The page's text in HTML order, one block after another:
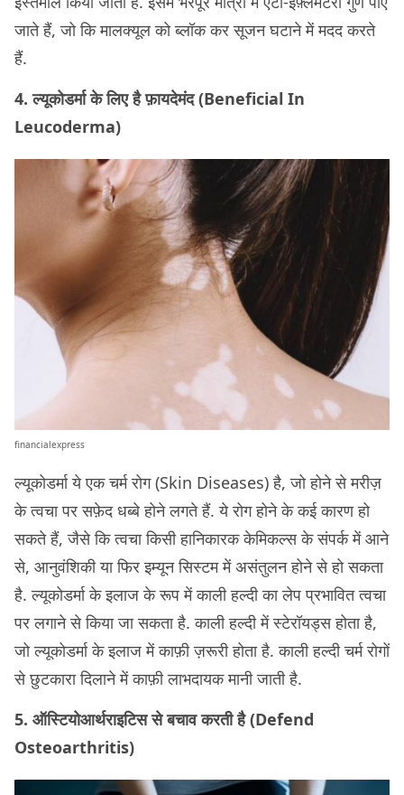
जाते हैं, जो कि मालक्यूल को ब्लॉक कर सूजन घटाने में मदद करते
हैं.
4. ल्यूकोडर्मा के लिए है फ़ायदेमंद (Beneficial In
Leucoderma)
financialexpress
ल्यूकोडर्मा ये एक चर्म रोग (Skin Diseases) है, जो होने से मरीज़
के त्वचा पर सफ़ेद धब्बे होने लगते हैं. ये रोग होने के कई कारण हो
सकते हैं, जैसे कि त्वचा किसी हानिकारक केमिकल्स के संपर्क में आने
से, आनुवंशिकी या फिर इम्यून सिस्टम में असंतुलन होने से हो सकता
है. ल्यूकोडर्मा के इलाज के रूप में काली हल्दी का लेप प्रभावित त्वचा
पर लगाने से किया जा सकता है. काली हल्दी में स्टेरॉयड्स होता है,
जो ल्यूकोडर्मा के इलाज में काफ़ी ज़रूरी होता है. काली हल्दी चर्म रोगों
से छुटकारा दिलाने में काफ़ी लाभदायक मानी जाती है.
5. ऑस्टियोआर्थराइटिस से बचाव करती है (Defend
Osteoarthritis)